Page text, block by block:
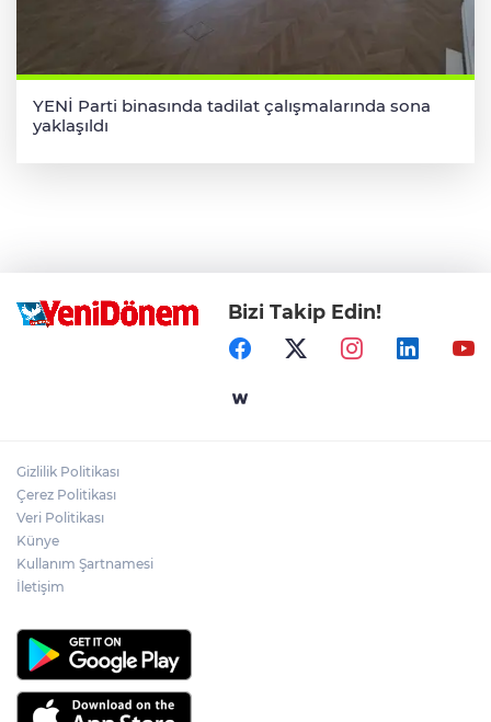
YENİ Parti binasında tadilat çalışmalarında sona
yaklaşıldı
Bizi Takip Edin!
Gizlilik Politikası
Çerez Politikası
Veri Politikası
Künye
Kullanım Şartnamesi
İletişim